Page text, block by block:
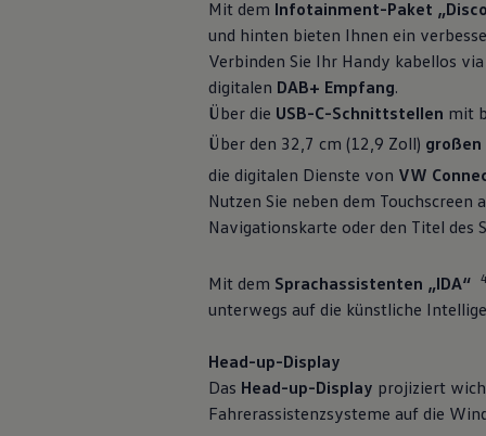
Volkswagen R und R Experience
R Experience
Driving Experience
Volkswagen entdecken
Werkbesichtigung
Factory visit
T-Roc Kollektion
Golf Kollektion
R-Kollektion
GTI Kollektion
Software Updates
Mit dem Infotainment-Paket
und hinten bieten Ihnen ein
Verbinden Sie Ihr Handy kabellos via
digitalen DAB+ Empfang.
Über die USB-C-Schnittstellen mit
Über den 32,7 cm (12,9 Zoll) großen
die digitalen Dienste von VW
Nutzen Sie neben dem Touchscreen
Navigationskarte oder den Titel des
Mit dem Sprachassistenten „IDA“ 4
unterwegs auf die künstliche
Head-up-Display
Das Head-up-Display projiziert
Fahrerassistenzsysteme auf die